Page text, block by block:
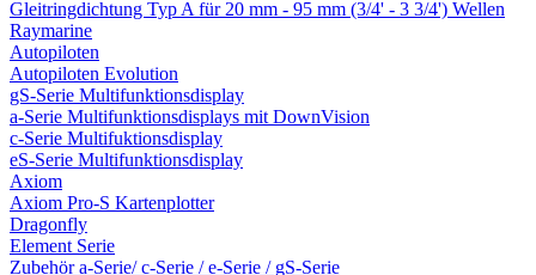
Gleitringdichtung Typ A für 20 mm - 95 mm (3/4' - 3 3/4') Wellen
Raymarine
Autopiloten
Autopiloten Evolution
gS-Serie Multifunktionsdisplay
a-Serie Multifunktionsdisplays mit DownVision
c-Serie Multifuktionsdisplay
eS-Serie Multifunktionsdisplay
Axiom
Axiom Pro-S Kartenplotter
Dragonfly
Element Serie
Zubehör a-Serie/ c-Serie / e-Serie / gS-Serie